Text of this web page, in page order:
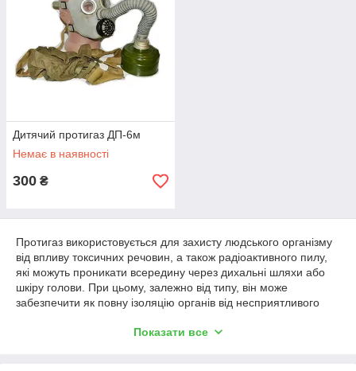
Дитячий протигаз ДП-6м
Немає в наявності
300 ₴
Протигаз використовується для захисту людського організму
від впливу токсичних речовин, а також радіоактивного пилу,
які можуть проникати всередину через дихальні шляхи або
шкіру голови. При цьому, залежно від типу, він може
забезпечити як повну ізоляцію органів від несприятливого
фільтрації повітря (так працюютьреспіратори
Показати все